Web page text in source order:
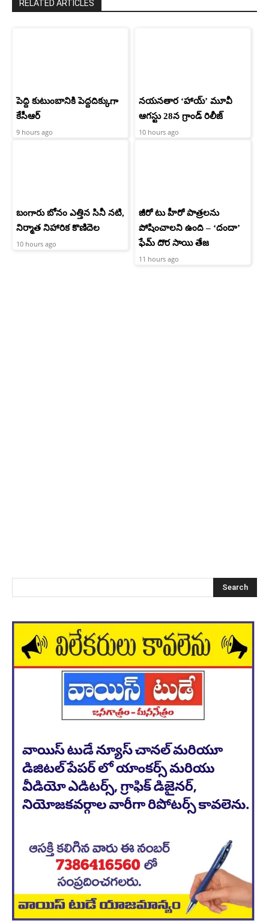
RELATED ARTICLES
పెద్ది కుటుంబానికి పెద్దదిక్కుగా
కేసీఆర్
9 hours ago
నయనతార ‘హాయ్’ మూవీ
ఆగస్టు 28న గ్రాండ్ రిలీజ్
10 hours ago
బంగారు బోనం ఎత్తిన సినీ నటి,
నిర్మాత నిహారిక కొణిదెల
10 hours ago
జీరో టు హీరో పాత్రలను
పోషించాలని ఉంది – ‘దందా’
ఫేమ్ దొర సాయి తేజ
11 hours ago
Search